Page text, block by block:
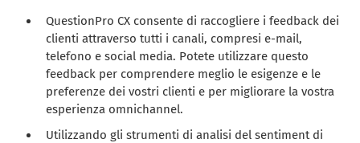
QuestionPro CX consente di raccogliere i feedback dei
clienti attraverso tutti i canali, compresi e-mail,
telefono e social media. Potete utilizzare questo
feedback per comprendere meglio le esigenze e le
preferenze dei vostri clienti e per migliorare la vostra
esperienza omnichannel.
Utilizzando gli strumenti di analisi del sentiment di